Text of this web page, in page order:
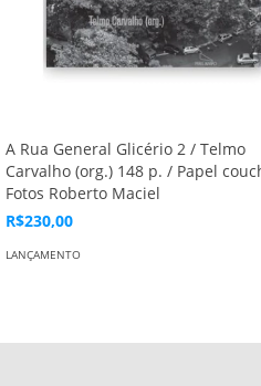
A Rua General Glicério 2 / Telmo
Carvalho (org.) 148 p. / Papel
Fotos Roberto Maciel
R$230,00
LANÇAMENTO